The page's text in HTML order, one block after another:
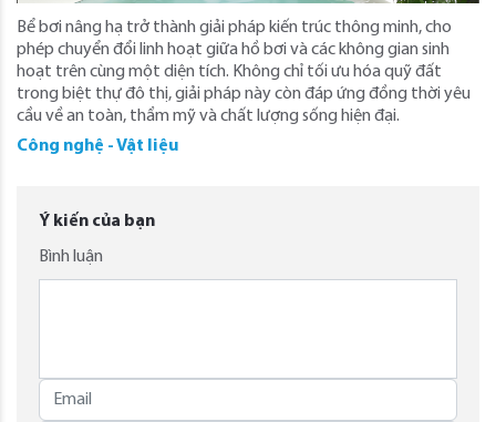
Bể bơi nâng hạ trở thành giải pháp kiến trúc thông minh, cho
phép chuyển đổi linh hoạt giữa hồ bơi và các không gian sinh
hoạt trên cùng một diện tích. Không chỉ tối ưu hóa quỹ đất
trong biệt thự đô thị, giải pháp này còn đáp ứng đồng thời yêu
cầu về an toàn, thẩm mỹ và chất lượng sống hiện đại.
Công nghệ - Vật liệu
Ý kiến của bạn
Bình luận